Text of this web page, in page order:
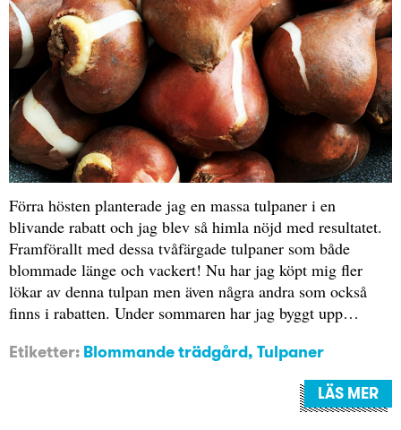
Förra hösten planterade jag en massa tulpaner i en
blivande rabatt och jag blev så himla nöjd med resultatet.
Framförallt med dessa tvåfärgade tulpaner som både
blommade länge och vackert! Nu har jag köpt mig fler
lökar av denna tulpan men även några andra som också
finns i rabatten. Under sommaren har jag byggt upp…
Etiketter: Blommande trädgård, Tulpaner
LÄS MER